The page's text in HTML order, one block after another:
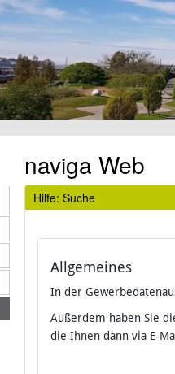
naviga Web
Hilfe: Suche
Allgemeines
In der
Außerdem haben Sie
die Ihnen dann via E-